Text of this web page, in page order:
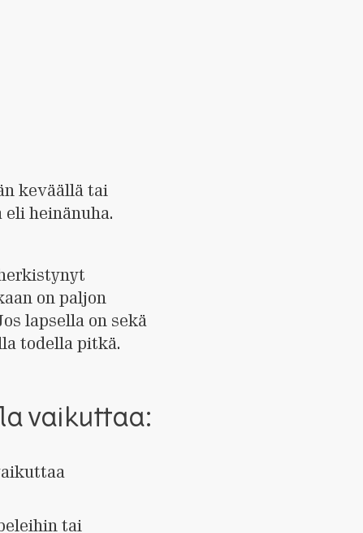
keväällä tai
heinänuha.
on paljon
lapsella on sekä
todella pitkä.
vaikuttaa:
tai